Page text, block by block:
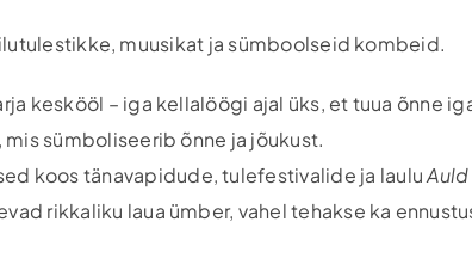
muusikat ja sümboolseid kombeid.
keskööl – iga kellalöögi ajal üks, et tuua õnne
sümboliseerib õnne ja jõukust.
koos tänavapidude, tulefestivalide ja lauluAuld
rikkaliku laua ümber, vahel tehakse ka